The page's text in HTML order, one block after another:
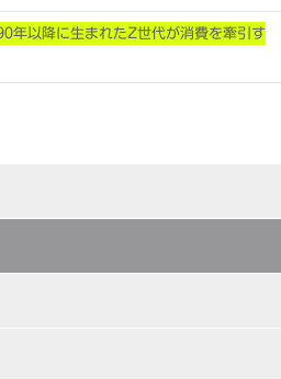
年以降に生まれたZ世代が消費を牽引す